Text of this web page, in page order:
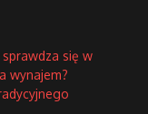
się w
wynajem?